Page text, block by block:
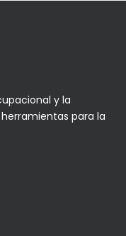
y la
para la